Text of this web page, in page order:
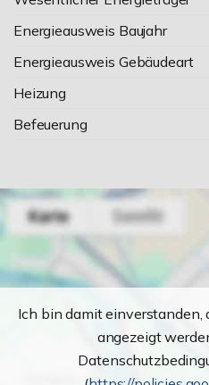
Energieausweis Baujahr
Energieausweis Gebäudeart
Heizung
Befeuerung
Ich bin damit einverstanden,
angezeigt